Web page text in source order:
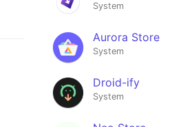
System
Aurora Store
System
Droid-ify
System